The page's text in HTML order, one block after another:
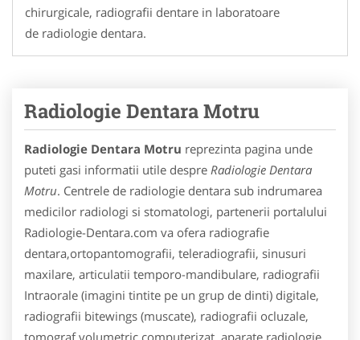
chirurgicale, radiografii dentare in laboratoare
de radiologie dentara.
Radiologie Dentara Motru
Radiologie Dentara Motru reprezinta pagina unde
puteti gasi informatii utile despre Radiologie Dentara
Motru. Centrele de radiologie dentara sub indrumarea
medicilor radiologi si stomatologi, partenerii portalului
Radiologie-Dentara.com va ofera radiografie
dentara,ortopantomografii, teleradiografii, sinusuri
maxilare, articulatii temporo-mandibulare, radiografii
Intraorale (imagini tintite pe un grup de dinti) digitale,
radiografii bitewings (muscate), radiografii ocluzale,
tomograf volumetric computerizat, aparate radiologie